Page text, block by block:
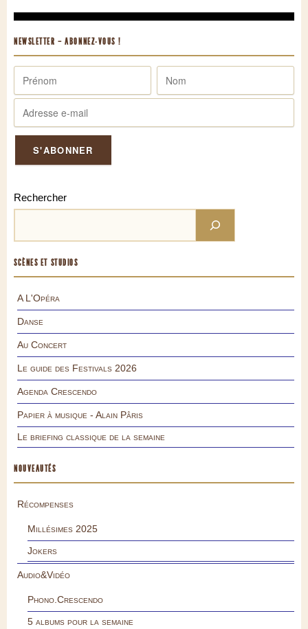
NEWSLETTER – ABONNEZ-VOUS !
Rechercher
SCÈNES ET STUDIOS
A L'Opéra
Danse
Au Concert
Le guide des Festivals 2026
Agenda Crescendo
Papier à musique - Alain Pâris
Le briefing classique de la semaine
NOUVEAUTÉS
Récompenses
Millésimes 2025
Jokers
Audio&Vidéo
Phono.Crescendo
5 albums pour la semaine